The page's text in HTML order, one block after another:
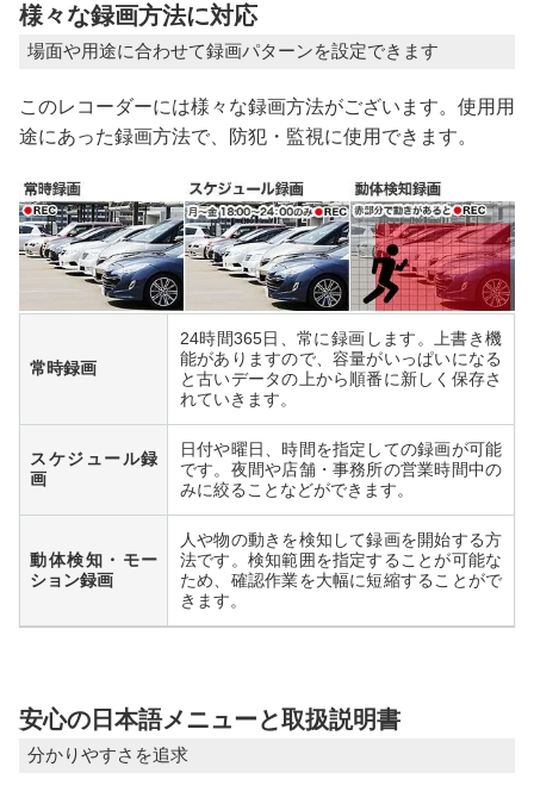
様々な録画方法に対応
場面や用途に合わせて録画パターンを設定できます
このレコーダーには様々な録画方法がございます。使用用
途にあった録画方法で、防犯・監視に使用できます。
常時録画
24時間365日、常に録画します。上書き機
能がありますので、容量がいっぱいになる
と古いデータの上から順番に新しく保存さ
れていきます。
スケジュール録
画
日付や曜日、時間を指定しての録画が可能
です。夜間や店舗・事務所の営業時間中の
みに絞ることなどができます。
動体検知・モー
ション録画
人や物の動きを検知して録画を開始する方
法です。検知範囲を指定することが可能な
ため、確認作業を大幅に短縮することがで
きます。
安心の日本語メニューと取扱説明書
分かりやすさを追求